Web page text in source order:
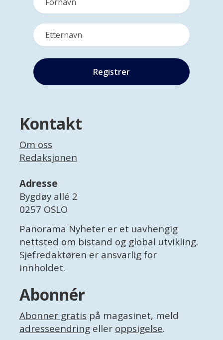
Kontakt
Om oss
Redaksjonen
Adresse
Bygdøy allé 2
0257 OSLO
Panorama Nyheter er et uavhengig
nettsted om bistand og global utvikling.
Sjefredaktøren er ansvarlig for
innholdet.
Abonnér
Abonner gratis på magasinet, meld
adresseendringeller oppsigelse.